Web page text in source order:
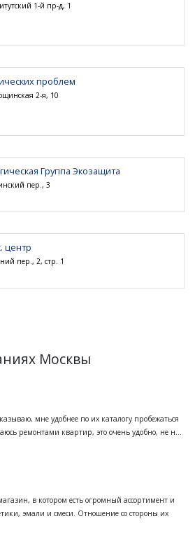
1-й пр-д, 1
проблем
2-я, 10
Группа Экозащита
пер., 3
центр
пер., 2, стр. 1
Москвы
мне удобнее по их каталогу пробежаться
ремонтами квартир, это очень удобно, не н...
в котором есть огромный ассортимент и
эмали и смеси. Отношение со стороны их